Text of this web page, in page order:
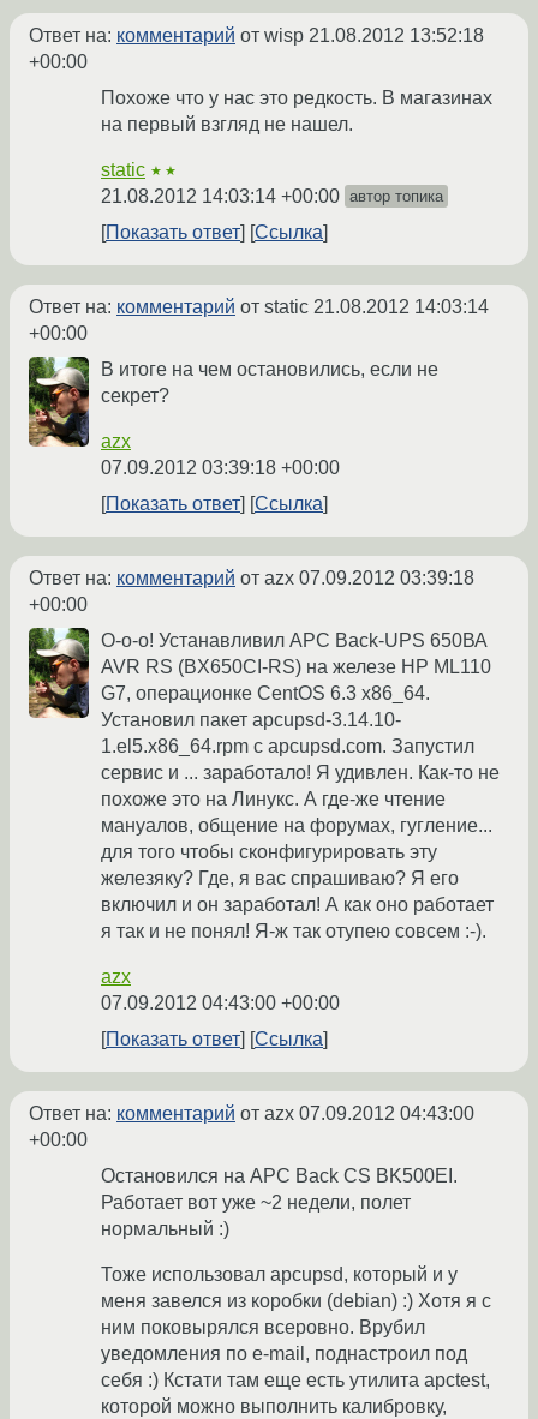
Ответ на: комментарий от wisp 21.08.2012 13:52:18
+00:00
Похоже что у нас это редкость. В магазинах
на первый взгляд не нашел.
static ★★
21.08.2012 14:03:14 +00:00 автор топика
Показать ответ Ссылка
Ответ на: комментарий от static 21.08.2012 14:03:14
+00:00
В итоге на чем остановились, если не
секрет?
azx
07.09.2012 03:39:18 +00:00
Показать ответ
Ссылка
Ответ на: комментарий от azx 07.09.2012 03:39:18
+00:00
О-о-о! Устанавливил APC Back-UPS 650ВА
AVR RS (BX650CI-RS) на железе HP ML110
G7, операционке CentOS 6.3 x86_64.
Установил пакет apcupsd-3.14.10-
1.el5.x86_64.rpm с apcupsd.com. Запустил
сервис и ... заработало! Я удивлен. Как-то не
похоже это на Линукс. А где-же чтение
мануалов, общение на форумах, гугление...
для того чтобы сконфигурировать эту
железяку? Где, я вас спрашиваю? Я его
включил и он заработал! А как оно работает
я так и не понял! Я-ж так отупею совсем :-).
azx
07.09.2012 04:43:00 +00:00
Показать ответ
Ссылка
Ответ на: комментарий от azx 07.09.2012 04:43:00
+00:00
Остановился на APC Back CS BK500EI.
Работает вот уже ~2 недели, полет
нормальный :)
Тоже использовал apcupsd, который и у
меня завелся из коробки (debian) :) Хотя я с
ним поковырялся всеровно. Врубил
уведомления по e-mail, поднастроил под
себя :) Кстати там еще есть утилита apctest,
которой можно выполнить калибровку,